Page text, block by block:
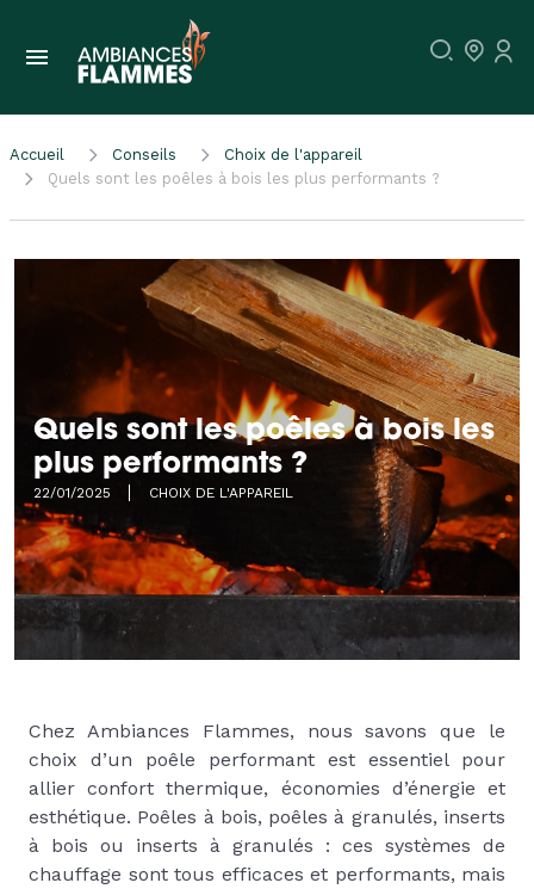
Accueil Conseils
Choix de l'appareil
Quels sont les poêles à bois les plus performants ?
Quels sont les poêles à bois les
plus performants ?
22/01/2025 CHOIX DE L'APPAREIL
Chez Ambiances Flammes, nous savons que le
choix d’un poêle performant est essentiel pour
allier confort thermique, économies d’énergie et
esthétique. Poêles à bois, poêles à granulés, inserts
à bois ou inserts à granulés : ces systèmes de
chauffage sont tous efficaces et performants, mais